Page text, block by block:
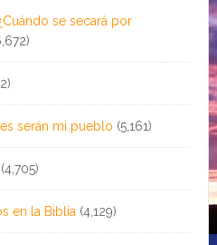
se secará por
serán mi pueblo (5,161)
(4,705)
en la Biblia (4,129)